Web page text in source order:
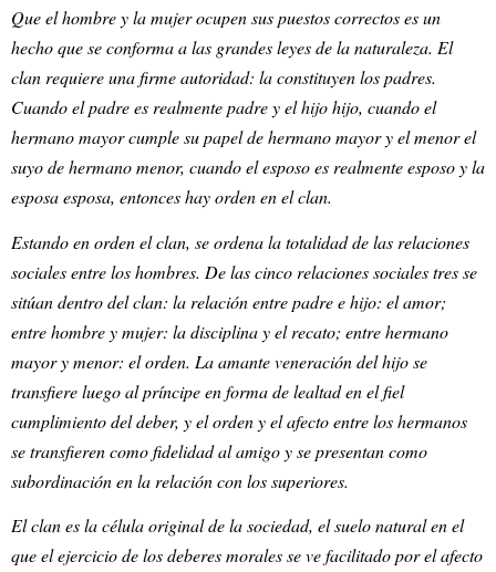
Que el hombre y la mujer ocupen sus puestos correctos es un
hecho que se conforma a las grandes leyes de la naturaleza. El
clan requiere una firme autoridad: la constituyen los padres.
Cuando el padre es realmente padre y el hijo hijo, cuando el
hermano mayor cumple su papel de hermano mayor y el menor el
suyo de hermano menor, cuando el esposo es realmente esposo y la
esposa esposa, entonces hay orden en el clan.
Estando en orden el clan, se ordena la totalidad de las relaciones
sociales entre los hombres. De las cinco relaciones sociales tres se
sitúan dentro del clan: la relación entre padre e hijo: el amor;
entre hombre y mujer: la disciplina y el recato; entre hermano
mayor y menor: el orden. La amante veneración del hijo se
transfiere luego al príncipe en forma de lealtad en el fiel
cumplimiento del deber, y el orden y el afecto entre los hermanos
se transfieren como fidelidad al amigo y se presentan como
subordinación en la relación con los superiores.
El clan es la célula original de la sociedad, el suelo natural en el
que el ejercicio de los deberes morales se ve facilitado por el afecto